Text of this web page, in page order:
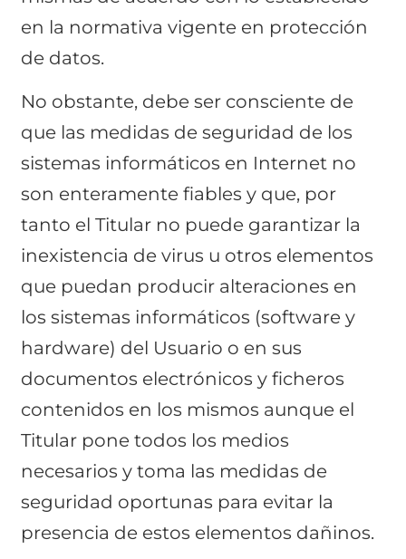
en la normativa vigente en protección
de datos.
No obstante, debe ser consciente de
que las medidas de seguridad de los
sistemas informáticos en Internet no
son enteramente fiables y que, por
tanto el Titular no puede garantizar la
inexistencia de virus u otros elementos
que puedan producir alteraciones en
los sistemas informáticos (software y
hardware) del Usuario o en sus
documentos electrónicos y ficheros
contenidos en los mismos aunque el
Titular pone todos los medios
necesarios y toma las medidas de
seguridad oportunas para evitar la
presencia de estos elementos dañinos.